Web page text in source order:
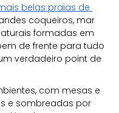
belas praias de
coqueiros, mar
formadas em
de frente para tudo
verdadeiro point de
com mesas e
e sombreadas por